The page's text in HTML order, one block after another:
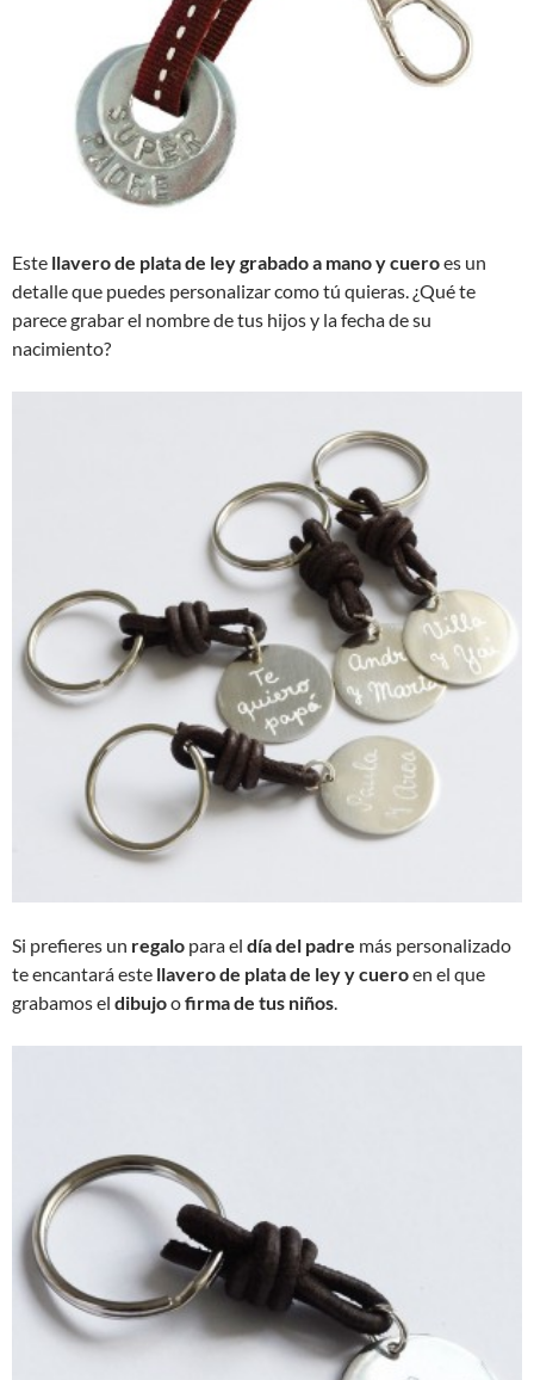
Este llavero de plata de ley grabado a mano y cueroes un
detalle que puedes personalizar como tú quieras. ¿Qué te
parece grabar el nombre de tus hijos y la fecha de su
nacimiento?
Si prefieres un regalo para el día del padre más personalizado
te encantará este llavero de plata de ley y cueroen el que
grabamos el dibujoofirma de tus niños